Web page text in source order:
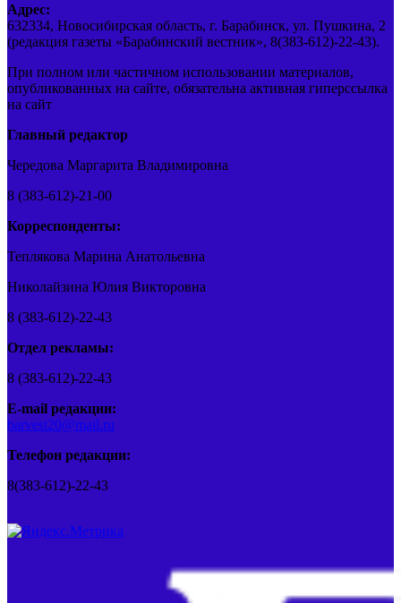
Адрес:
632334, Новосибирская область, г. Барабинск, ул. Пушкина, 2
(редакция газеты «Барабинский вестник», 8(383-612)-22-43).
При полном или частичном использовании материалов,
опубликованных на сайте, обязательна активная гиперссылка
на сайт
Главный редактор
Чередова Маргарита Владимировна
8 (383-612)-21-00
Корреспонденты:
Теплякова Марина Анатольевна
Николайзина Юлия Викторовна
8 (383-612)-22-43
Отдел рекламы:
8 (383-612)-22-43
E-mail редакции:
barvest20@mail.ru
Телефон редакции:
8(383-612)-22-43